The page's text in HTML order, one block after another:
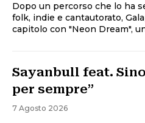
Dopo un percorso che lo ha
folk, indie e cantautorato,
capitolo con "Neon Dream",
Sayanbull feat.
per sempre”
7 Agosto 2026